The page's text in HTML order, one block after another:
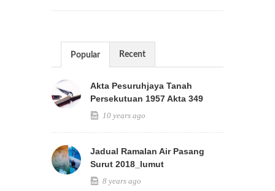
Popular Recent
Akta Pesuruhjaya Tanah
Persekutuan 1957 Akta 349
10 years ago
Jadual Ramalan Air Pasang
Surut 2018_lumut
8 years ago